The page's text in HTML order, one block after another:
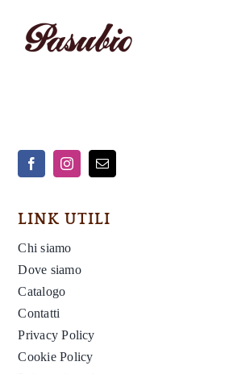
LINK UTILI
Chi siamo
Dove siamo
Catalogo
Contatti
Privacy Policy
Cookie Policy